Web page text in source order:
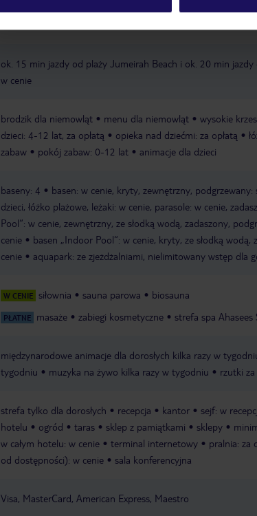
ok. 15 min jazdy od plaży Jumeirah Beach i ok. 20 min jazdy
w cenie
brodzik dla niemowląt menu dla niemowląt wysokie
dzieci: 4-12 lat, za opłatą
opieka nad dziećmi: za opłatą
zabaw
pokój zabaw: 0-12 lat animacje dla dzieci
baseny: 4
basen: w cenie, kryty, zewnętrzny,
dzieci, łóżko plażowe, leżaki: w cenie, parasole: w cenie,
Pool“: w cenie, zewnętrzny, ze słodką wodą, zadaszony,
cenie
basen „Indoor Pool“: w cenie, kryty, ze słodką wodą,
cenie
aquapark: ze zjeżdżalniami, nielimitowany wstęp dla
W CENIE siłownia sauna parowa biosauna
PŁATNE masaże zabiegi kosmetyczne strefa spa
międzynarodowe animacje dla dorosłych kilka razy w
tygodniu
muzyka na żywo kilka razy w tygodniu rzutki za
strefa tylko dla dorosłych recepcja kantor sejf: w
hotelu
ogród taras sklep z pamiątkami sklepy
w całym hotelu: w cenie
terminal internetowy pralnia: za
od dostępności): w cenie
sala konferencyjna
Visa, MasterCard, American Express, Maestro